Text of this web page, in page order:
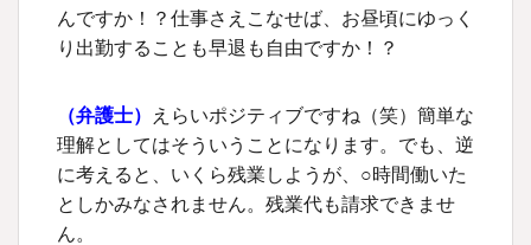
んですか！？仕事さえこなせば、お昼頃にゆっく
り出勤することも早退も自由ですか！？
（弁護士）
えらいポジティブですね（笑）簡単な
理解としてはそういうことになります。でも、逆
に考えると、いくら残業しようが、○時間働いた
としかみなされません。残業代も請求できませ
ん。